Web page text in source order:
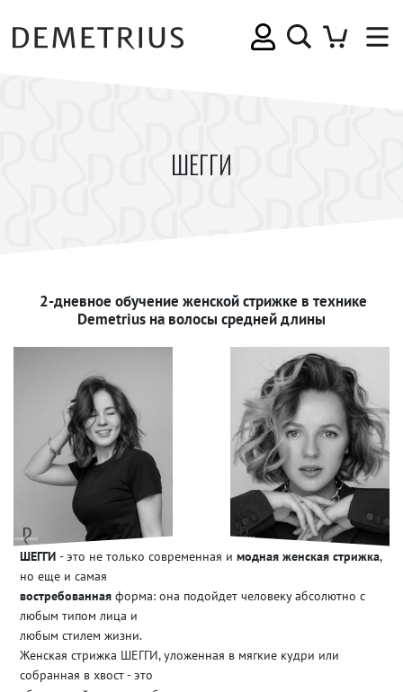
ШЕГГИ
2-дневное обучение женской стрижке в технике
Demetrius на волосы средней длины
ШЕГГИ - это не только современная и модная женская стрижка,
но еще и самая
востребованная форма: она подойдет человеку абсолютно с
любым типом лица и
любым стилем жизни.
Женская стрижка ШЕГГИ, уложенная в мягкие кудри или
собранная в хвост - это